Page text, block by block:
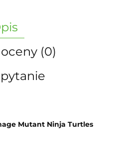
(0)
Mutant Ninja Turtles